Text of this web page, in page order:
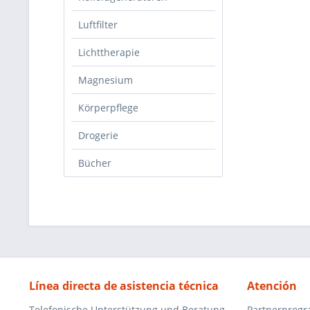
Luftfilter
Lichttherapie
Magnesium
Körperpflege
Drogerie
Bücher
Línea directa de asistencia técnica Atención